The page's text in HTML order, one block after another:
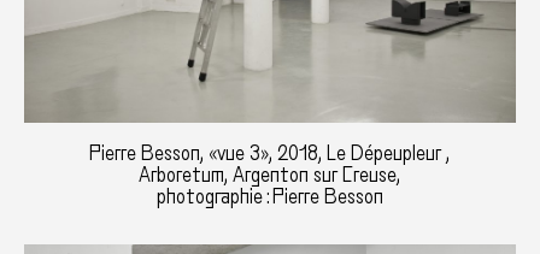
Pierre Besson, «vue 3», 2018, Le Dépeupleur ,
Arboretum, Argenton sur Creuse,
photographie : Pierre Besson